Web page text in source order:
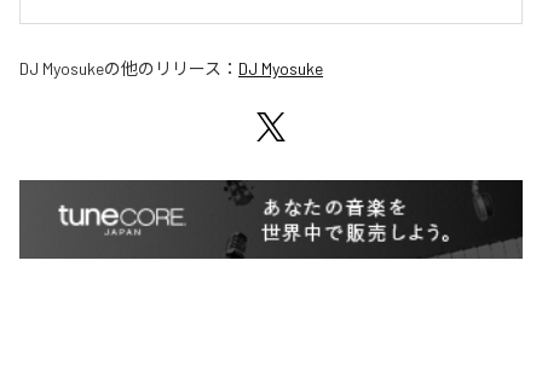
DJ Myosukeの他のリリース： DJ Myosuke